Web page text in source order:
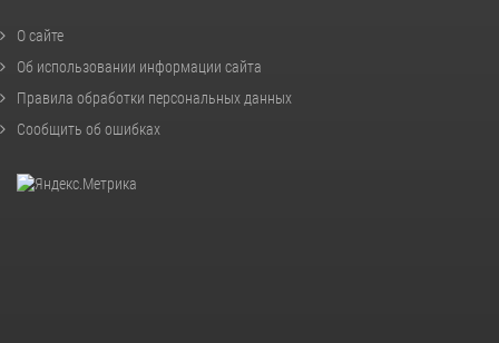
О сайте
Об использовании информации сайта
Правила обработки персональных данных
Сообщить об ошибках